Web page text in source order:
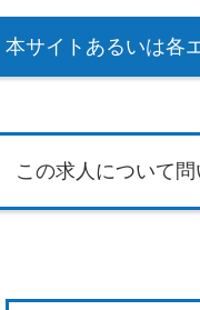
サイトあるいは各
この求人について